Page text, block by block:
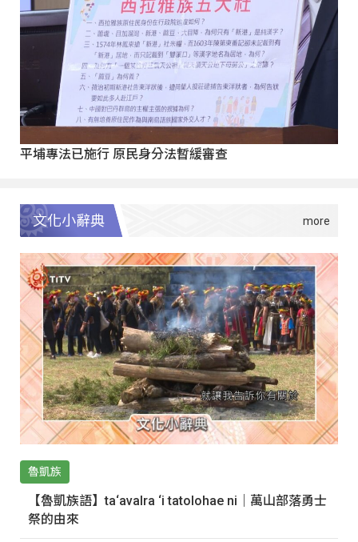
平埔專法已施行 原民身分法暫緩審查
文化小辭典
魯凱族
【魯凱族語】ta‘avalra ‘i tatolohae ni｜萬山部落勇士
祭的由來